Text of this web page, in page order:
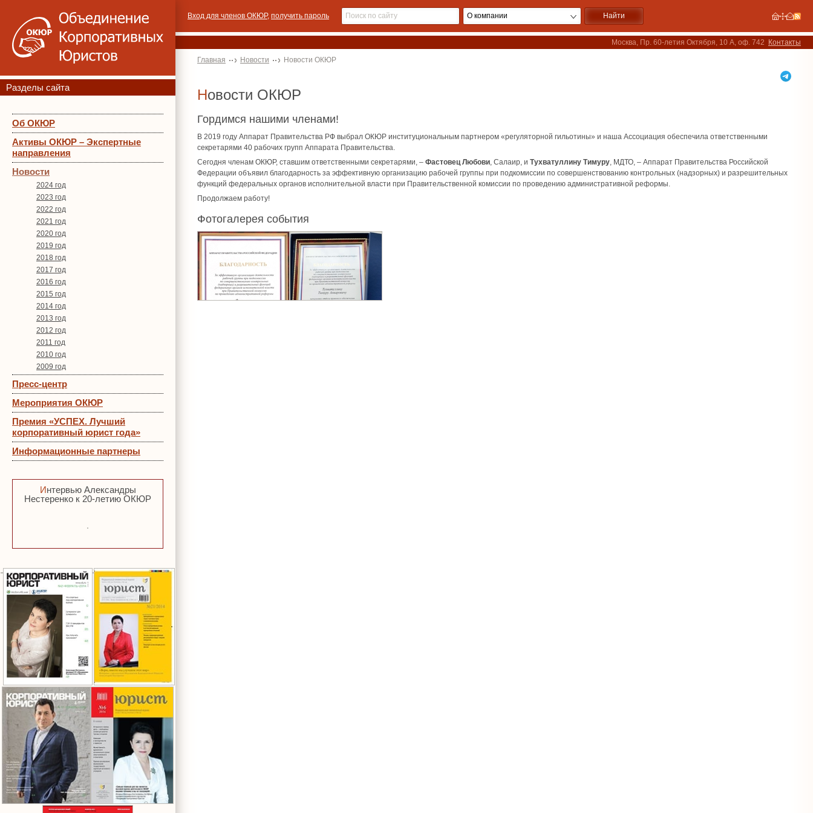
Разделы сайта
Об ОКЮР
Активы ОКЮР – Экспертные
направления
Новости
2024 год
2023 год
2022 год
2021 год
2020 год
2019 год
2018 год
2017 год
2016 год
2015 год
2014 год
2013 год
2012 год
2011 год
2010 год
2009 год
Пресс-центр
Мероприятия ОКЮР
Премия «УСПЕХ. Лучший
корпоративный юрист года»
Информационные партнеры
Интервью Александры
Нестеренко к 20-летию ОКЮР
Вход для членов ОКЮР, получить пароль
Москва, Пр. 60-летия Октября, 10 А, оф. 742 Контакты
Главная Новости Новости ОКЮР
Новости ОКЮР
Гордимся нашими членами!
В 2019 году Аппарат Правительства РФ выбрал ОКЮР институциональным партнером «регуляторной гильотины» и наша Ассоциация обеспечила ответственными
секретарями 40 рабочих групп Аппарата Правительства.
Сегодня членам ОКЮР, ставшим ответственными секретарями, – Фастовец Любови, Салаир, и Тухватуллину Тимуру, МДТО, – Аппарат Правительства Российской
Федерации объявил благодарность за эффективную организацию рабочей группы при подкомиссии по совершенствованию контрольных (надзорных) и разрешительных
функций федеральных органов исполнительной власти при Правительственной комиссии по проведению административной реформы.
Продолжаем работу!
Фотогалерея события